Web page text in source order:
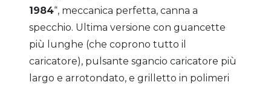
1984“, meccanica perfetta, canna a
specchio. Ultima versione con guancette
più lunghe (che coprono tutto il
caricatore), pulsante sgancio caricatore più
largo e arrotondato, e grilletto in polimeri